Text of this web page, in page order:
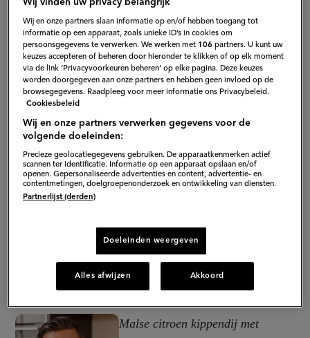
Malse citroen kippendij met
Wij en onze partners slaan informatie op en/of hebben toegang tot
informatie op een apparaat, zoals unieke ID’s in cookies om
persoonsgegevens te verwerken. We werken met 106 partners. U kunt uw
keuzes accepteren of beheren door hieronder te klikken of op elk moment
via de link ‘Privacyvoorkeuren beheren’ op elke pagina. Deze keuzes
worden doorgegeven aan onze partners en hebben geen invloed op de
browsegegevens. Raadpleeg voor meer informatie ons Privacybeleid.
Cookiesbeleid
Wij en onze partners verwerken gegevens voor de
volgende doeleinden:
Precieze geolocatiegegevens gebruiken. De apparaatkenmerken actief
scannen ter identificatie. Informatie op een apparaat opslaan en/of
openen. Gepersonaliseerde advertenties en content, advertentie- en
contentmetingen, doelgroepenonderzoek en ontwikkeling van diensten.
Partnerlijst (derden)
Doeleinden weergeven
Alles afwijzen Akkoord